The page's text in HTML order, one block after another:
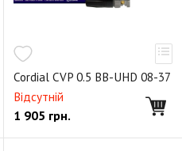
- XLR female)
Cordial CVP 0.5 BB-UHD 08-37
Відсутній
1 905 грн.